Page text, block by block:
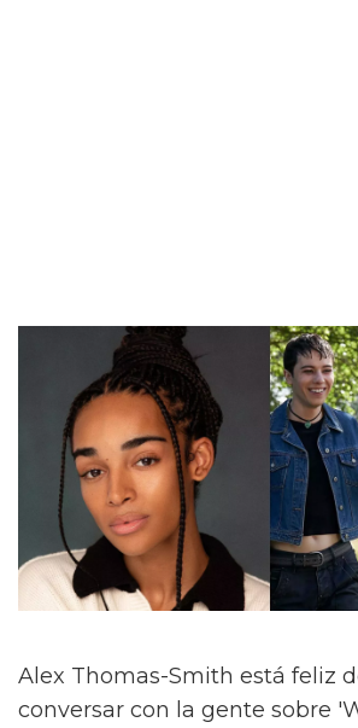
Alex Thomas-Smith está feliz
conversar con la gente sobre